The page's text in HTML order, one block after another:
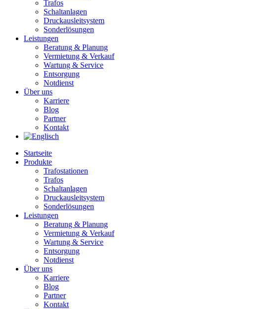
Trafos
Schaltanlagen
Druckausleitsystem
Sonderlösungen
Leistungen
Beratung & Planung
Vermietung & Verkauf
Wartung & Service
Entsorgung
Notdienst
Über uns
Karriere
Blog
Partner
Kontakt
Startseite
Produkte
Trafostationen
Trafos
Schaltanlagen
Druckausleitsystem
Sonderlösungen
Leistungen
Beratung & Planung
Vermietung & Verkauf
Wartung & Service
Entsorgung
Notdienst
Über uns
Karriere
Blog
Partner
Kontakt